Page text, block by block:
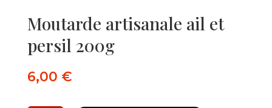
Moutarde artisanale ail et
persil 200g
6,00 €